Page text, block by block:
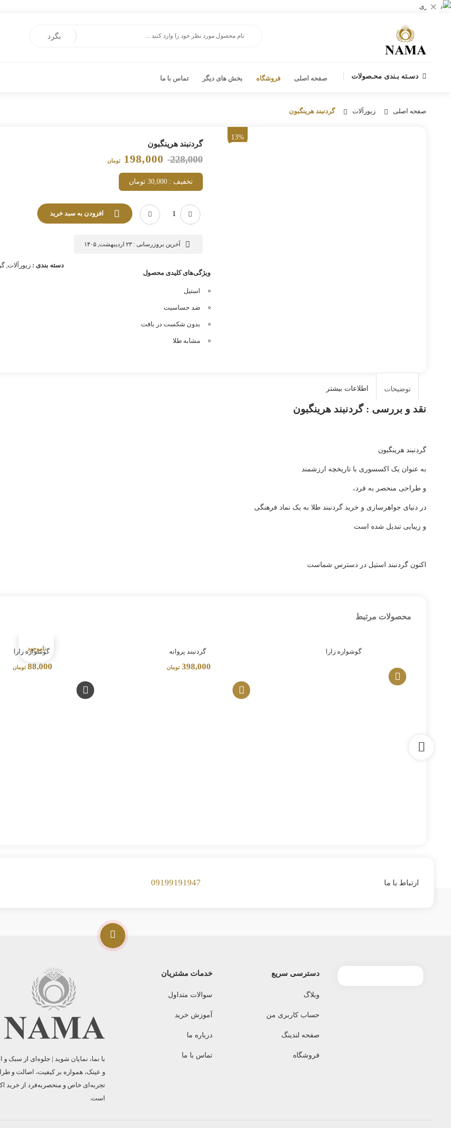
×
بگرد
دسـته بـندی محـصولات صفحه اصلی فروشگاه بخش های دیگر تماس با ما
صفحه اصلی زیورآلات گردنبند هرینگبون
13%
گردنبند هرینگبون
228,000
Original
price
was:
198,000 تومان
تخفیف : 30,000 تومان
افزودن به سبد خرید
آخرین بروزرسانی : ۲۳ اردیبهشت, ۱۴۰۵
ویژگی‌های کلیدی محصول
استیل
ضد حساسیت
بدون شکست در بافت
مشابه طلا
دسته بندی :زیورآلات ,
توضیحات اطلاعات بیشتر
نقد و بررسی :گردنبند هرینگبون
گردنبند هرینگبون
به عنوان یک اکسسوری با تاریخچه ارزشمند
و طراحی منحصر به فرد،
در دنیای جواهرسازی و خرید گردنبند طلا به یک نماد فرهنگی
و زیبایی تبدیل شده است
اکنون گردنبند استیل در دسترس شماست
محصولات مرتبط
گوشواره زارا گردنبند پروانه
398,000 تومان
گوشواره زارا
88,000 تومان
ارتباط با ما 09199191947
دسترسی سریع
وبلاگ
حساب کاربری من
صفحه لندینگ
فروشگاه
خدمات مشتریان
سوالات متداول
آموزش خرید
درباره ما
تماس با ما
و عینک، همواره بر کیفیت، اصالت و
تجربه‌ای خاص و منحصربه‌فرد از خرید
است.